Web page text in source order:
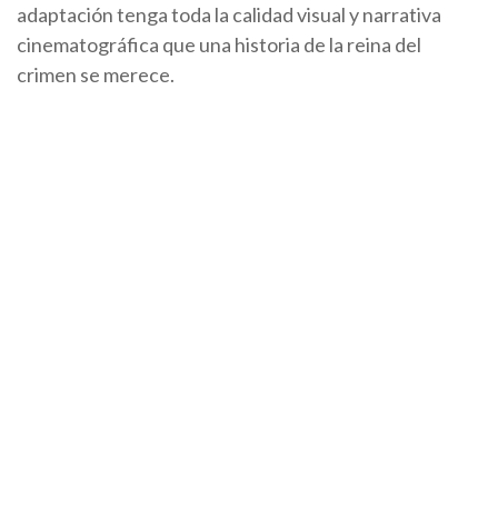
adaptación tenga toda la calidad visual y narrativa
cinematográfica que una historia de la reina del
crimen se merece.